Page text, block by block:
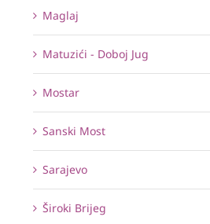
Maglaj
Matuzići - Doboj Jug
Mostar
Sanski Most
Sarajevo
Široki Brijeg